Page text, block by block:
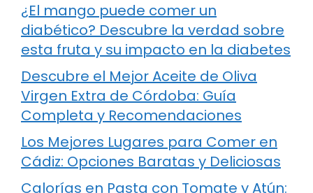
¿El mango puede comer un
diabético? Descubre la verdad sobre
esta fruta y su impacto en la diabetes
Descubre el Mejor Aceite de Oliva
Virgen Extra de Córdoba: Guía
Completa y Recomendaciones
Los Mejores Lugares para Comer en
Cádiz: Opciones Baratas y Deliciosas
Calorías en Pasta con Tomate y Atún: